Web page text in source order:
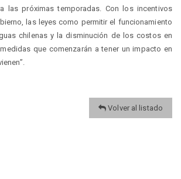
las próximas temporadas. Con los incentivos
las leyes como permitir el funcionamiento
chilenas y la disminución de los costos en
que comenzarán a tener un impacto en
Volver al listado